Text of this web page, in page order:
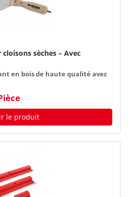
sèches – Avec
en bois de haute qualité avec
le produit